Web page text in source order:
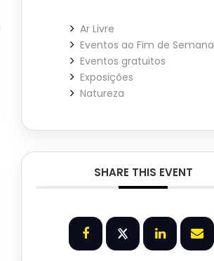
Ar Livre
Eventos ao Fim de Semana
Eventos gratuitos
Exposições
Natureza
SHARE THIS EVENT